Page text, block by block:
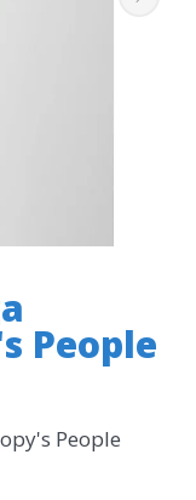
People
People